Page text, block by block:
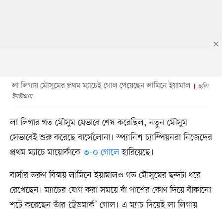
লা লিগায় মৌসুমের প্রথম ম্যাচেই গোল পেয়েছেন লামিনে ইয়ামাল
ছবি:
ইনস্টাগ্রাম
লা লিগার গত মৌসুম যেভাবে শেষ করেছিল, নতুন মৌসুম
সেভাবেই শুরু করেছে বার্সেলোনা। স্প্যানিশ চ্যাম্পিয়নরা নিজেদের
প্রথম ম্যাচে মায়োর্কাকে ৩-০ গোলেহারিয়েছে।
বার্সার তরুণ বিস্ময় লামিনে ইয়ামালও গত মৌসুমের ছন্দটা ধরে
রেখেছেন। ম্যাচের যোগ করা সময়ে বাঁ পাশের কোণ দিয়ে বাঁকানো
শটে করেছেন তাঁর ‘ট্রেডমার্ক’ গোল। এ ম্যাচ দিয়েই লা লিগায়